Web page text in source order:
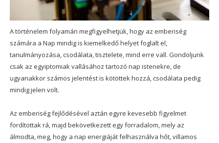
A történelem folyamán megfigyelhetjük, hogy az emberiség
számára a Nap mindig is kiemelkedő helyet foglalt el,
tanulmányozása, csodálata, tisztelete, mind erre vall. Gondoljunk
csak az egyiptomiak vallásához tartozó nap istenekre, de
ugyanakkor számos jelentést is kötöttek hozzá, csodálata pedig
mindig jelen volt.
Az emberiség fejlődésével aztán egyre kevesebb figyelmet
fordítottak rá, majd bekövetkezett egy forradalom, mely az
álmodta, meg, hogy a nap energiáját felhasználva hőt, villamos